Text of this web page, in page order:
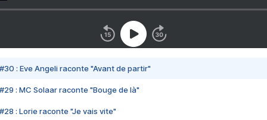
#30 : Eve Angeli raconte "Avant de partir"
#29 : MC Solaar raconte "Bouge de là"
#28 : Lorie raconte "Je vais vite"